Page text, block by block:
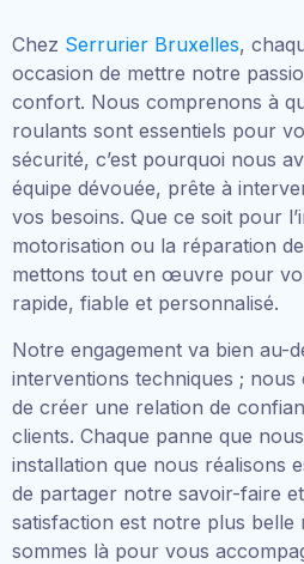
Chez Serrurier Bruxelles,
occasion de mettre notre
confort. Nous comprenons à
roulants sont essentiels pour
sécurité, c’est pourquoi nous
équipe dévouée, prête à
vos besoins. Que ce soit pour
motorisation ou la réparation
mettons tout en œuvre pour
rapide, fiable et personnalisé.
Notre engagement va bien au-
interventions techniques ; nous
de créer une relation de
clients. Chaque panne que
installation que nous réalisons
de partager notre savoir-faire
satisfaction est notre plus belle
sommes là pour vous